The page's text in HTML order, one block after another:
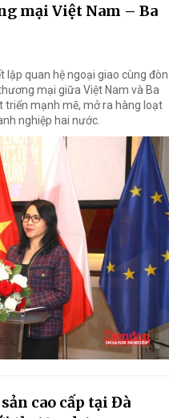
mại Việt Nam – Ba
lập quan hệ ngoại giao cùng đòn
mại giữa Việt Nam và Ba
triển mạnh mẽ, mở ra hàng loạt
nghiệp hai nước.
cao cấp tại Đà